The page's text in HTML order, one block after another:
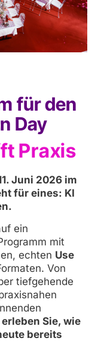
für den
Day
Praxis
Juni 2026 im
für eines: KI
ein
mit
echten Use
Von
tiefgehende
Sie, wie
bereits